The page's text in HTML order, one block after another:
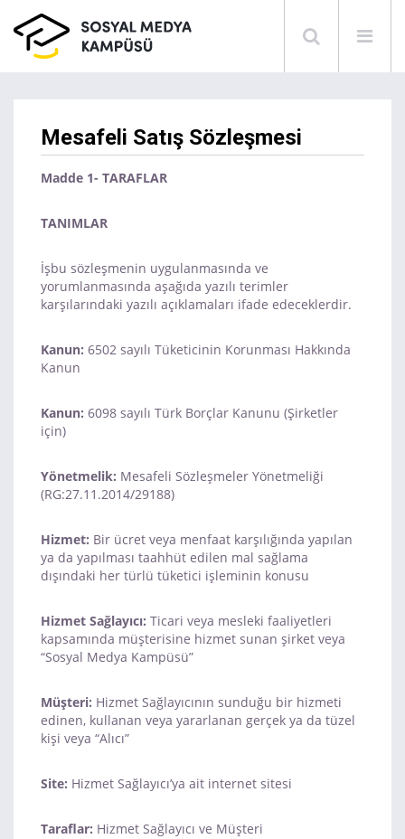
Mesafeli Satış Sözleşmesi
Madde 1- TARAFLAR
TANIMLAR
İşbu sözleşmenin uygulanmasında ve
yorumlanmasında aşağıda yazılı terimler
karşılarındaki yazılı açıklamaları ifade edeceklerdir.
Kanun: 6502 sayılı Tüketicinin Korunması Hakkında
Kanun
Kanun: 6098 sayılı Türk Borçlar Kanunu (Şirketler
için)
Yönetmelik: Mesafeli Sözleşmeler Yönetmeliği
(RG:27.11.2014/29188)
Hizmet: Bir ücret veya menfaat karşılığında yapılan
ya da yapılması taahhüt edilen mal sağlama
dışındaki her türlü tüketici işleminin konusu
Hizmet Sağlayıcı: Ticari veya mesleki faaliyetleri
kapsamında müşterisine hizmet sunan şirket veya
“Sosyal Medya Kampüsü”
Müşteri: Hizmet Sağlayıcının sunduğu bir hizmeti
edinen, kullanan veya yararlanan gerçek ya da tüzel
kişi veya “Alıcı”
Site: Hizmet Sağlayıcı’ya ait internet sitesi
Taraflar: Hizmet Sağlayıcı ve Müşteri